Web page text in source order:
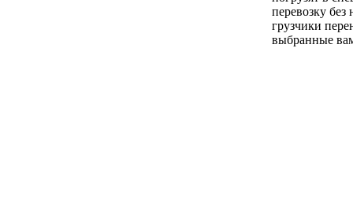
перевозку без
грузчики
выбранные